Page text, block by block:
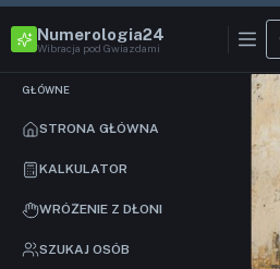
GŁÓWNE
STRONA GŁÓWNA
KALKULATOR
WRÓŻENIE Z DŁONI
SZUKAJ OSÓB
Numerologia24
Wibracja pod Gwiazdami